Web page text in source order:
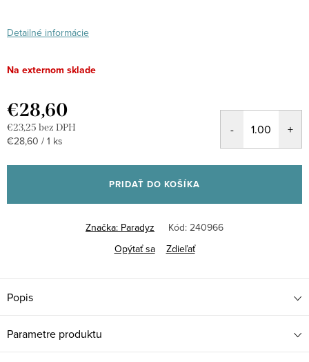
Detailné informácie
Na externom sklade
€28,60
€23,25 bez DPH
Jednotková
€28,60 / 1 ks
PRIDAŤ DO KOŠÍKA
Značka: Paradyz Kód: 240966
Opýtať sa
Zdieľať
Popis
Parametre produktu